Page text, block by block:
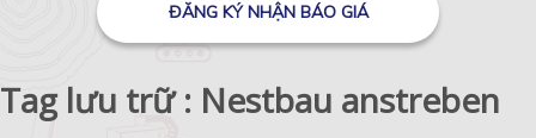
ĐĂNG KÝ NHẬN BÁO GIÁ
Tag lưu trữ : Nestbau anstreben